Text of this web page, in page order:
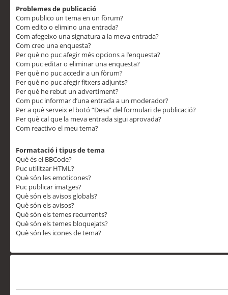
Problemes de publicació
Com publico un tema en un fòrum?
Com edito o elimino una entrada?
Com afegeixo una signatura a la meva entrada?
Com creo una enquesta?
Per què no puc afegir més opcions a l’enquesta?
Com puc editar o eliminar una enquesta?
Per què no puc accedir a un fòrum?
Per què no puc afegir fitxers adjunts?
Per què he rebut un advertiment?
Com puc informar d’una entrada a un moderador?
Per a què serveix el botó “Desa” del formulari de publicació?
Per què cal que la meva entrada sigui aprovada?
Com reactivo el meu tema?
Formatació i tipus de tema
Què és el BBCode?
Puc utilitzar HTML?
Què són les emoticones?
Puc publicar imatges?
Què són els avisos globals?
Què són els avisos?
Què són els temes recurrents?
Què són els temes bloquejats?
Què són les icones de tema?